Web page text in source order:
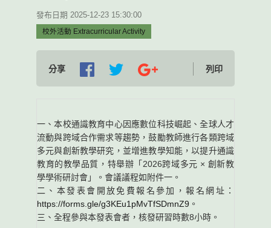
發布日期 2025-12-23 15:30:00
校外活動 Extracurricular Activity
分享 列印
一、本校通識教育中心因應數位科技崛起、全球人才
流動與跨域合作需求等趨勢，鼓勵教師進行各類跨域
多元與創新教學研究，並增進教學知能，以提升通識
教育的教學品質，特舉辦「2026跨域多元 × 創新教
學學術研討會」。會議議程如附件一。
二、本發表會開放免費報名參加，報名網址：
https://forms.gle/g3KEu1pMvTfSDmnZ9 。
三、全程參與本發表會者，核發研習時數8小時。